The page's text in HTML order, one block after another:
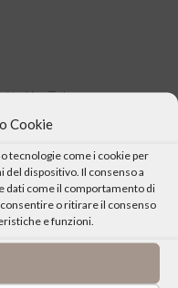
Cookie
tecnologie come i cookie per
dispositivo. Il consenso a
dati come il comportamento di
o ritirare il consenso
e funzioni.
YouTube